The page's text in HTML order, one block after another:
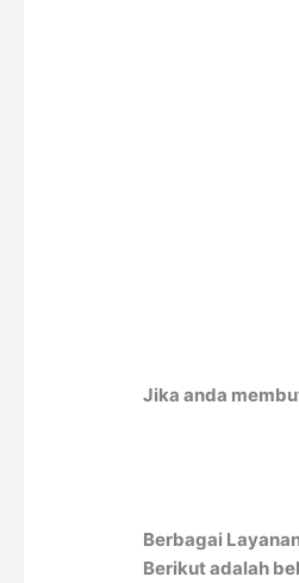
Jika anda
Berbagai
Berikut adalah